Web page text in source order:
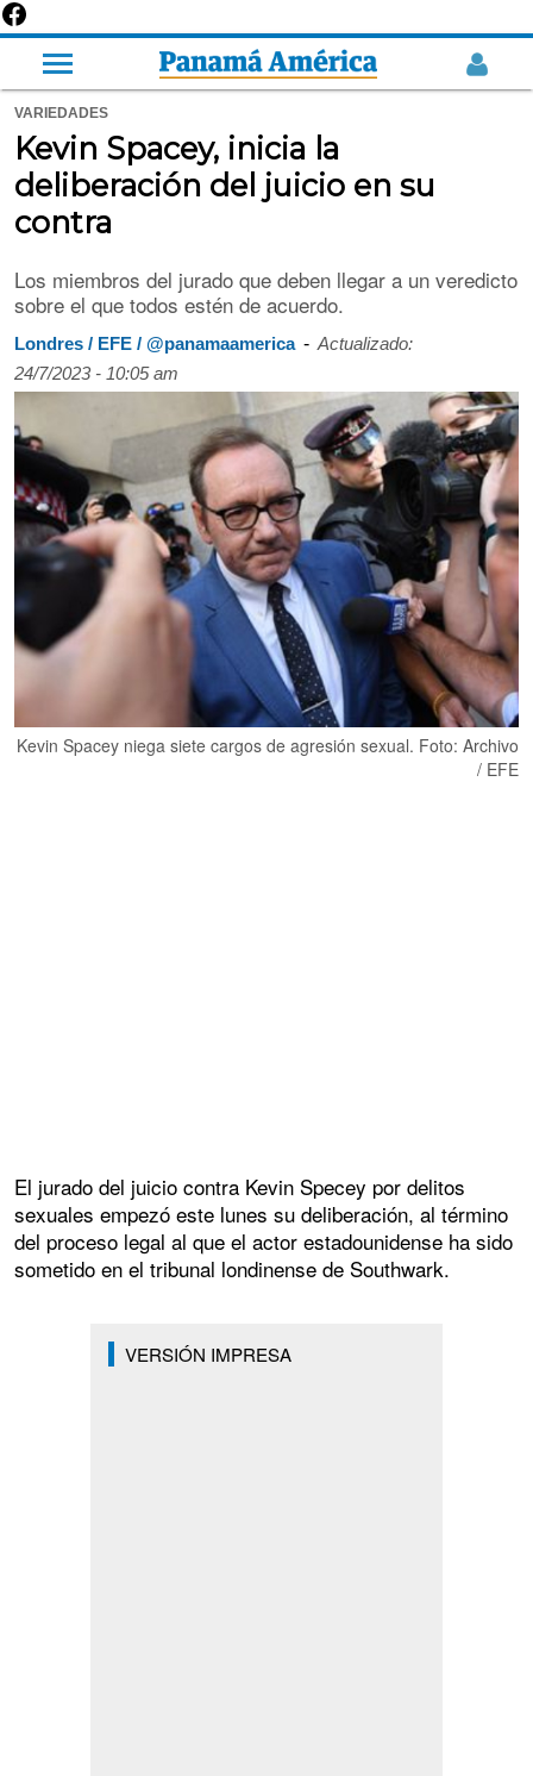
VARIEDADES
Kevin Spacey, inicia la
deliberación del juicio en su
contra
Los miembros del jurado que deben llegar a un veredicto
sobre el que todos estén de acuerdo.
Londres / EFE / @panamaamerica - Actualizado:
24/7/2023 - 10:05 am
Kevin Spacey niega siete cargos de agresión sexual. Foto: Archivo
/ EFE
El jurado del juicio contra Kevin Specey por delitos
sexuales empezó este lunes su deliberación, al término
del proceso legal al que el actor estadounidense ha sido
sometido en el tribunal londinense de Southwark.
VERSIÓN IMPRESA